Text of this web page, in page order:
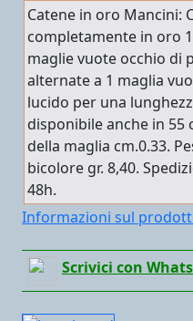
Catene in oro Mancini:
completamente in oro
maglie vuote occhio di
alternate a 1 maglia
lucido per una
disponibile anche in 55
della maglia cm.0.33.
bicolore gr. 8,40.
48h.
Informazioni sul
Scrivici con